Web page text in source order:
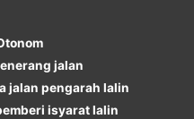
jalan
jalan pengarah lalin
isyarat lalin